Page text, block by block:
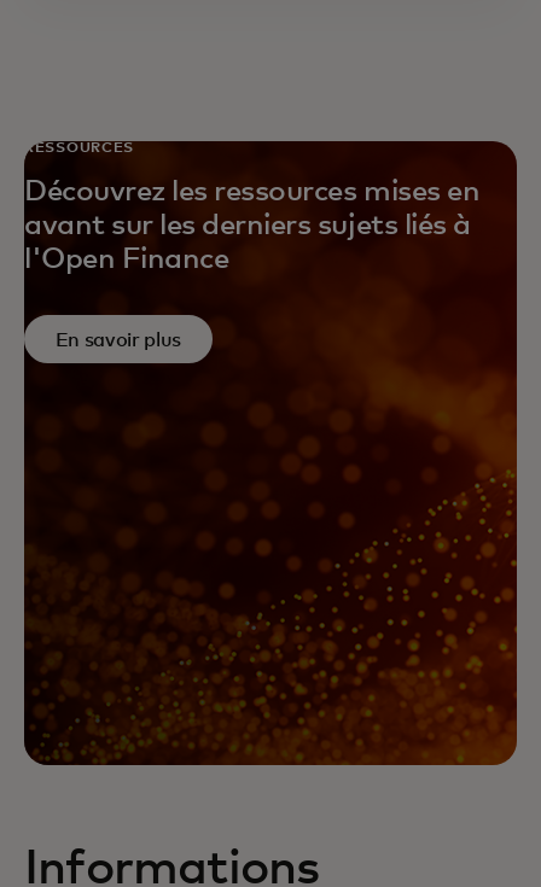
RESSOURCES
Découvrez les ressources mises en
avant sur les derniers sujets liés à
l'Open Finance
En savoir plus
Informations